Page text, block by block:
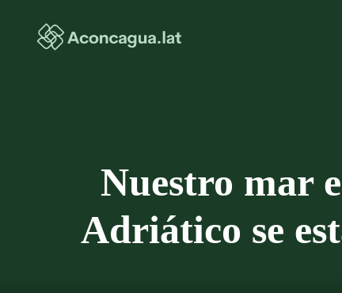
contenido
Nuestro mar
Adriático se